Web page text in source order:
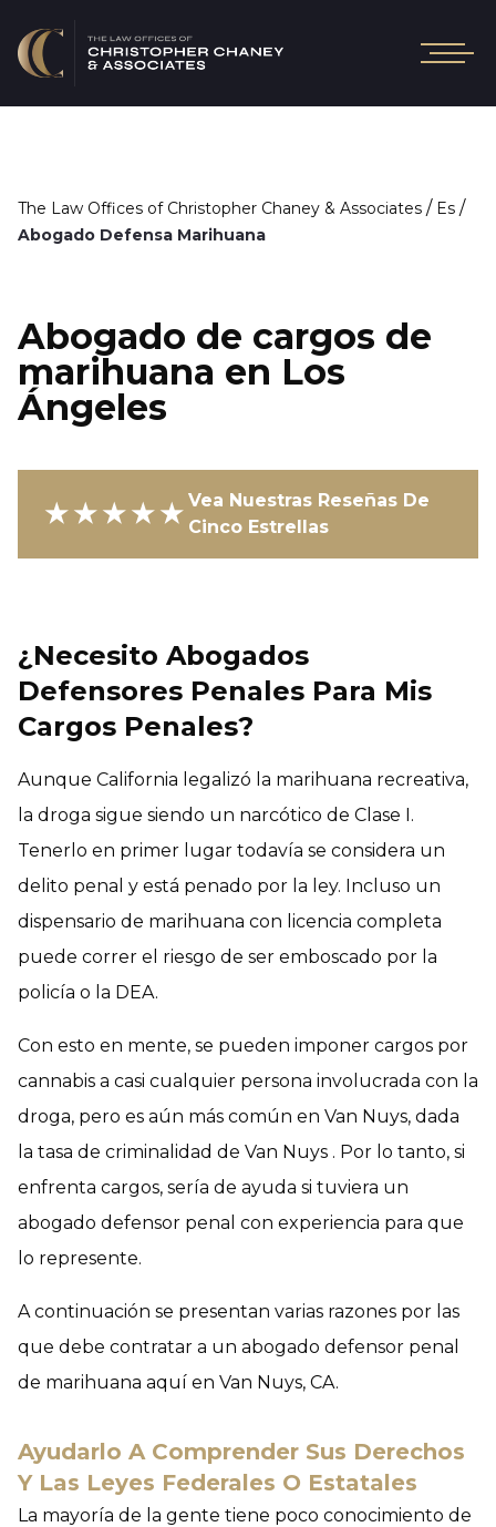
The Law Offices of Christopher Chaney & Associates / Es /
Abogado Defensa Marihuana
Abogado de cargos de
marihuana en Los
Ángeles
★★★★★ Vea Nuestras Reseñas De
Cinco Estrellas
¿Necesito Abogados
Defensores Penales Para Mis
Cargos Penales?
Aunque California legalizó la marihuana recreativa,
la droga sigue siendo un narcótico de Clase I.
Tenerlo en primer lugar todavía se considera un
delito penal y está penado por la ley. Incluso un
dispensario de marihuana con licencia completa
puede correr el riesgo de ser emboscado por la
policía o la DEA.
Con esto en mente, se pueden imponer cargos por
cannabis a casi cualquier persona involucrada con la
droga, pero es aún más común en Van Nuys, dada
la tasa de criminalidad de Van Nuys . Por lo tanto, si
enfrenta cargos, sería de ayuda si tuviera un
abogado defensor penal con experiencia para que
lo represente.
A continuación se presentan varias razones por las
que debe contratar a un abogado defensor penal
de marihuana aquí en Van Nuys, CA.
Ayudarlo A Comprender Sus Derechos
Y Las Leyes Federales O Estatales
La mayoría de la gente tiene poco conocimiento de